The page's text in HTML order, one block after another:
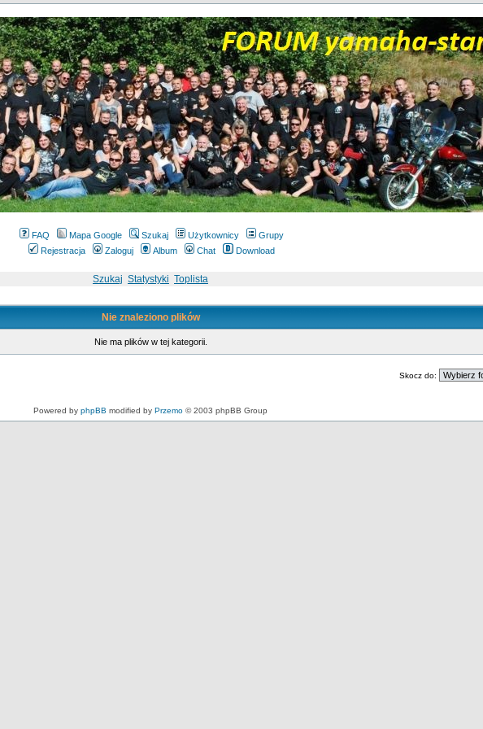
FAQ Mapa Google Szukaj Użytkownicy
Grupy
Rejestracja
Zaloguj Album Chat Download
Szukaj Statystyki Toplista
Nie znaleziono plików
Nie ma plików w tej kategorii.
Skocz do:
Powered by phpBB modified by Przemo © 2003 phpBB Group